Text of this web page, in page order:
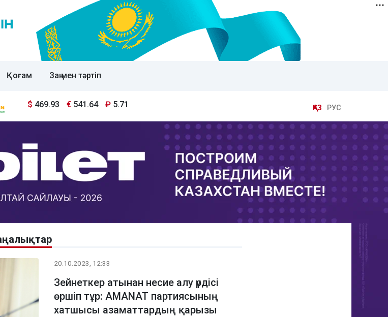
Қоғам Заң мен тәртіп
$ 469.93 € 541.64 ₽ 5.71 ҚАЗ РУС
20.10.2023, 12:33
Зейнеткер атынан несие алу үрдісі
өршіп тұр: AMANAT партиясының
хатшысы азаматтардың қарызы